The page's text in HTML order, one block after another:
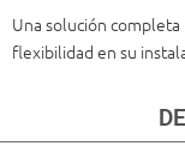
Una solución
flexibilidad en su